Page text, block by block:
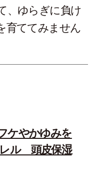
、ゆらぎに負け
育ててみません
ケやかゆみを
ル 頭皮保湿